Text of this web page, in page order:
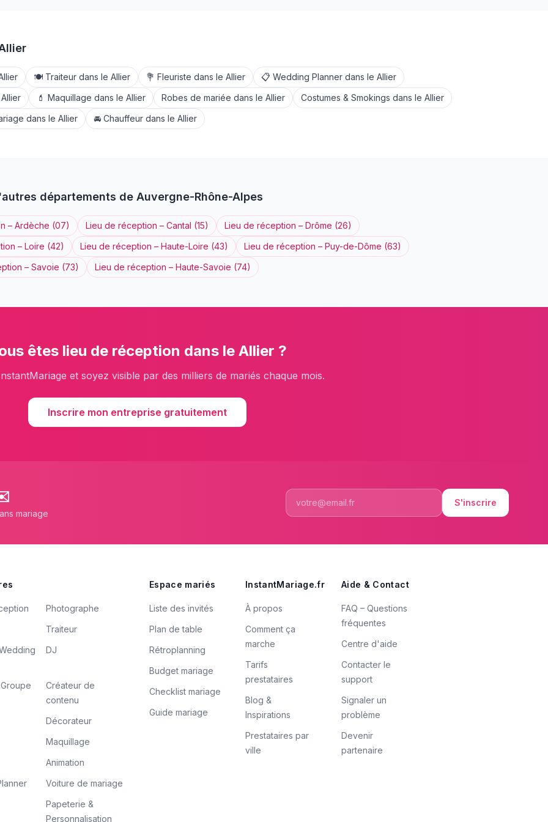
🍽️ Traiteur dans le Allier 💐 Fleuriste dans le Allier 📋 Wedding Planner dans le Allier
Allier 💄 Maquillage dans le Allier Robes de mariée dans le Allier Costumes & Smokings dans le Allier
dans le Allier 🚘 Chauffeur dans le Allier
départements de Auvergne-Rhône-Alpes
– Ardèche (07) Lieu de réception – Cantal (15) Lieu de réception – Drôme (26)
– Loire (42) Lieu de réception – Haute-Loire (43) Lieu de réception – Puy-de-Dôme (63)
– Savoie (73) Lieu de réception – Haute-Savoie (74)
êtes lieu de réception dans le Allier ?
et soyez visible par des milliers de mariés chaque mois.
Inscrire mon entreprise gratuitement
mariage
S'inscrire
Photographe
Traiteur
DJ
Créateur de
contenu
Décorateur
Maquillage
Animation
Voiture de mariage
Papeterie &
Personnalisation
Espace mariés
Liste des invités
Plan de table
Rétroplanning
Budget mariage
Checklist mariage
Guide mariage
InstantMariage.fr
À propos
Comment ça
marche
Tarifs
prestataires
Blog &
Inspirations
Prestataires par
ville
Aide & Contact
FAQ – Questions
fréquentes
Centre d'aide
Contacter le
support
Signaler un
problème
Devenir
partenaire